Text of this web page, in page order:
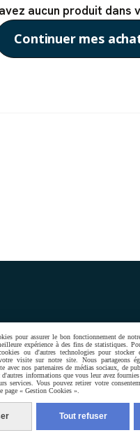
aucun produit dans
Continuer mes
Facebook est désactivé.
Gestion cookies Mon
site internet
pour assurer le bon fonctionnement de
expérience à des fins de statistiques.
ou d'autres technologies pour stocker
visite sur notre site. Nous partageons
avec nos partenaires de médias sociaux, de
d'autres informations que vous leur avez
services. Vous pouvez retirer votre
page « Gestion Cookies ».
Tout refuser